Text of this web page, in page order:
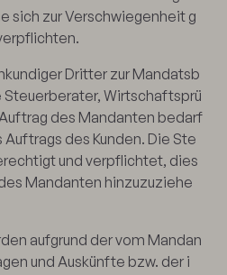
sich zur Verschwiegenheit g
Dritter zur Mandatsb
Steuerberater, Wirtschaftsprü
des Mandanten bedarf
Auftrags des Kunden. Die Ste
und verpflichtet, dies
Mandanten hinzuzuziehe
aufgrund der vom Mandan
und Auskünfte bzw. der i